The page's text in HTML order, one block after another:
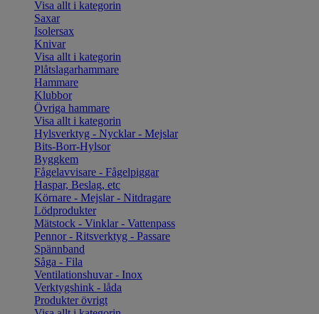
Visa allt i kategorin
Saxar
Isolersax
Knivar
Visa allt i kategorin
Plåtslagarhammare
Hammare
Klubbor
Övriga hammare
Visa allt i kategorin
Hylsverktyg - Nycklar - Mejslar
Bits-Borr-Hylsor
Byggkem
Fågelavvisare - Fågelpiggar
Haspar, Beslag, etc
Körnare - Mejslar - Nitdragare
Lödprodukter
Mätstock - Vinklar - Vattenpass
Pennor - Ritsverktyg - Passare
Spännband
Såga - Fila
Ventilationshuvar - Inox
Verktygshink - låda
Produkter övrigt